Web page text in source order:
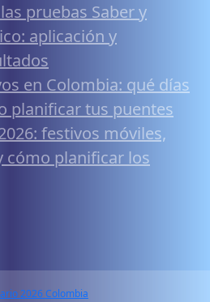
pruebas Saber y
aplicación y
en Colombia: qué días
planificar tus puentes
festivos móviles,
cómo planificar los
2026 Colombia